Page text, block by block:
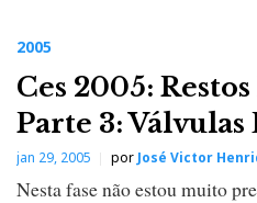
2005
Ces 2005:
Parte 3: Válvulas
jan 29, 2005 por José Victor
Nesta fase não estou muito